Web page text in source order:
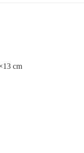
cm